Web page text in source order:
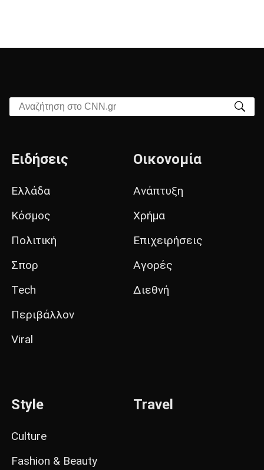
Αναζήτηση στο CNN.gr
Ειδήσεις
Ελλάδα
Κόσμος
Πολιτική
Σπορ
Tech
Περιβάλλον
Viral
Οικονομία
Ανάπτυξη
Χρήμα
Επιχειρήσεις
Αγορές
Διεθνή
Style
Culture
Fashion & Beauty
Travel